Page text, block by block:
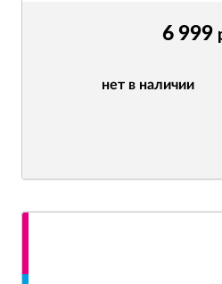
6 999
нет в наличии